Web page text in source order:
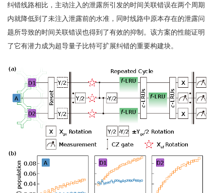
纠错线路相比，主动注入的泄露所引发的时间关联错误在两个周期
内就降低到了未注入泄露前的水准，同时线路中原本存在的泄露问
题所导致的时间关联错误也得到了有效的抑制。该方案的性能证明
了它有潜力成为超导量子比特可扩展纠错的重要构建块。